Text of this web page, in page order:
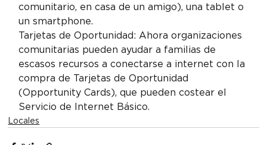
comunitario, en casa de un amigo), una tablet o
un smartphone.
Tarjetas de Oportunidad: Ahora organizaciones
comunitarias pueden ayudar a familias de
escasos recursos a conectarse a internet con la
compra de Tarjetas de Oportunidad
(Opportunity Cards), que pueden costear el
Servicio de Internet Básico.
Locales